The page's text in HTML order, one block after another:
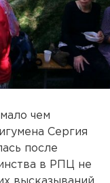
чем
Сергия
после
в РПЦ не